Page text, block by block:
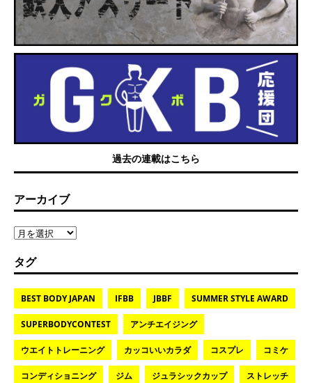
過去の連載はこちら
アーカイブ
タグ
BEST BODY JAPAN IFBB JBBF SUMMER STYLE AWARD
SUPERBODYCONTEST アンチエイジング
ウエイトトレーニング カッコいいカラダ コスプレ コミケ
コンディショニング ジム ジュラシックカップ ストレッチ